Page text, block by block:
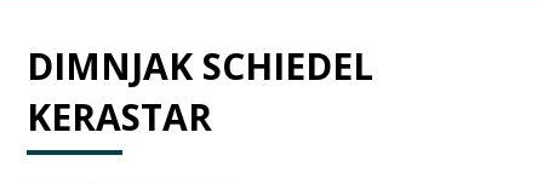
DIMNJAK SCHIEDEL
KERASTAR